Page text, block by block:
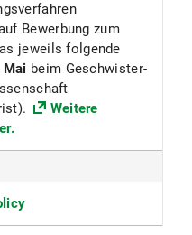
Studentenwerk
den
Beiträge für das
Bewerbung zum
jeweils folgende
Mai beim Geschwister-
Weitere